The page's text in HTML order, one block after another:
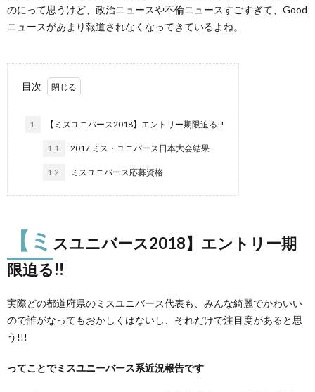
のにって思うけど、政治ニュースや不倫ニュースすごすぎて、Good
ニュースがあまり報道されなくなってきているよね。
目次
1. 【ミスユニバース2018】エントリー期限迫る!!
1.1. 2017 ミス・ユニバース日本大会結果
1.2. ミスユニバース応募資格
【ミ スユニバース2018】エントリー期
限迫る!!
実際どの都道府県のミスユニバース代表も、みんな綺麗でかわいい
ので誰がなってもおかしくはないし、それだけで注目度があると思
う!!!
ってことでミスユニーバース系近況報告です